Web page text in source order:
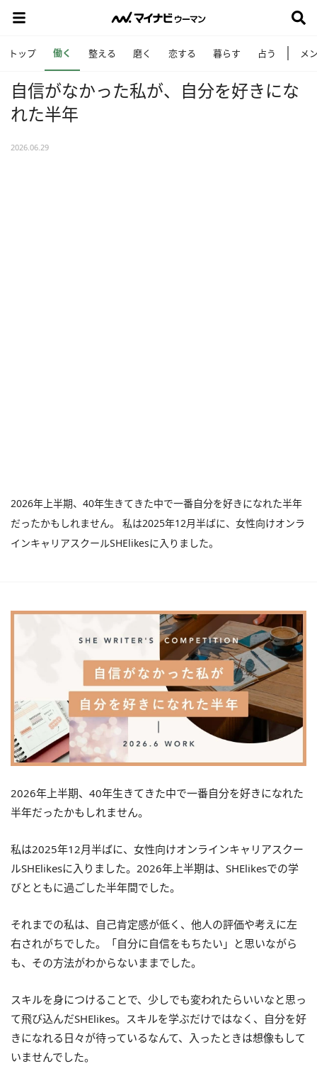
トップ 働く 整える 磨く 恋する 暮らす 占う メ
自信がなかった私が、自分を好きにな
れた半年
2026.06.29
2026年上半期、40年生きてきた中で一番自分を好きになれた半年
だったかもしれません。 私は2025年12月半ばに、女性向けオンラ
インキャリアスクールSHElikesに入りました。
2026年上半期、40年生きてきた中で一番自分を好きになれた
半年だったかもしれません。
私は2025年12月半ばに、女性向けオンラインキャリアスクー
ルSHElikesに入りました。2026年上半期は、SHElikesでの学
びとともに過ごした半年間でした。
それまでの私は、自己肯定感が低く、他人の評価や考えに左
右されがちでした。「自分に自信をもちたい」と思いながら
も、その方法がわからないままでした。
スキルを身につけることで、少しでも変われたらいいなと思っ
て飛び込んだSHElikes。スキルを学ぶだけではなく、自分を好
きになれる日々が待っているなんて、入ったときは想像もして
いませんでした。